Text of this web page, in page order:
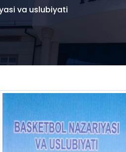
va uslubiyati